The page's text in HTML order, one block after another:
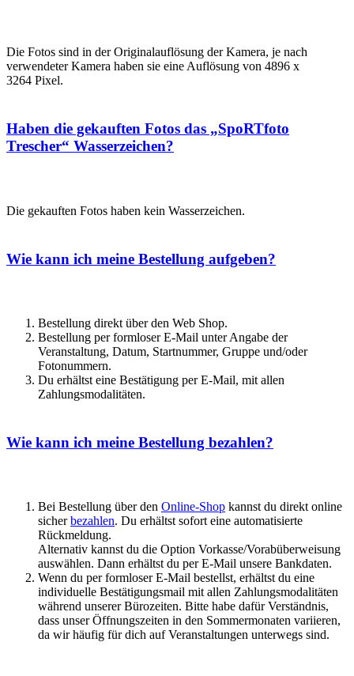
Die Fotos sind in der Originalauflösung der Kamera, je nach
verwendeter Kamera haben sie eine Auflösung von 4896 x
3264 Pixel.
Haben die gekauften Fotos das „SpoRTfoto
Trescher“ Wasserzeichen?
Die gekauften Fotos haben kein Wasserzeichen.
Wie kann ich meine Bestellung aufgeben?
Bestellung direkt über den Web Shop.
Bestellung per formloser E-Mail unter Angabe der
Veranstaltung, Datum, Startnummer, Gruppe und/oder
Fotonummern.
Du erhältst eine Bestätigung per E-Mail, mit allen
Zahlungsmodalitäten.
Wie kann ich meine Bestellung bezahlen?
Bei Bestellung über den Online-Shop kannst du direkt online
sicherbezahlen. Du erhältst sofort eine automatisierte
Rückmeldung.
Alternativ kannst du die Option Vorkasse/Vorabüberweisung
auswählen. Dann erhältst du per E-Mail unsere Bankdaten.
Wenn du per formloser E-Mail bestellst, erhältst du eine
individuelle Bestätigungsmail mit allen Zahlungsmodalitäten
während unserer Bürozeiten. Bitte habe dafür Verständnis,
dass unser Öffnungszeiten in den Sommermonaten variieren,
da wir häufig für dich auf Veranstaltungen unterwegs sind.